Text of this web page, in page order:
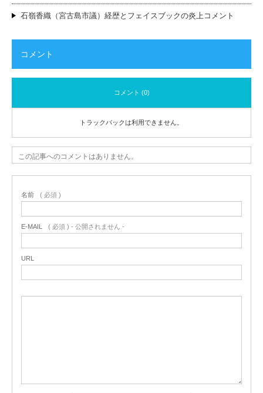
石嶺香織（宮古島市議）経歴とフェイスブックの炎上コメント
コメント
コメント (0)
トラックバックは利用できません。
この記事へのコメントはありません。
名前 ( 必須 )
E-MAIL ( 必須 ) - 公開されません -
URL